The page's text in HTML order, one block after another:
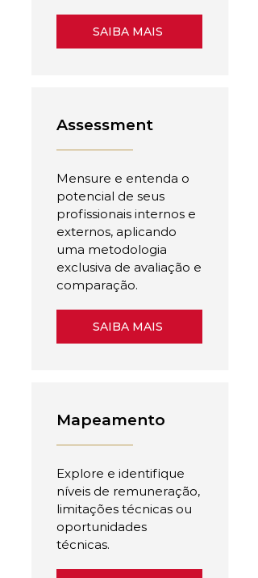
SAIBA MAIS
Assessment
Mensure e entenda o
potencial de seus
profissionais internos e
externos, aplicando
uma metodologia
exclusiva de avaliação e
comparação.
SAIBA MAIS
Mapeamento
Explore e identifique
níveis de remuneração,
limitações técnicas ou
oportunidades
técnicas.